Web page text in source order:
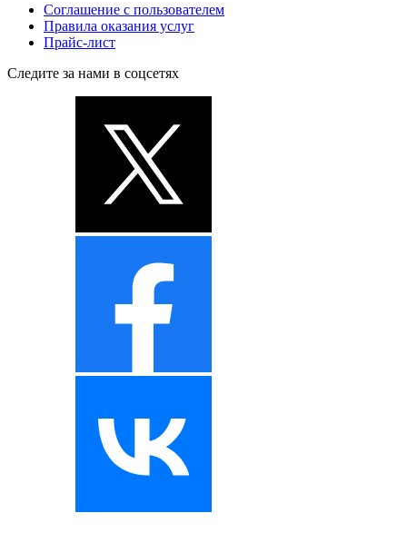
Соглашение с пользователем
Правила оказания услуг
Прайс-лист
Следите за нами в соцсетях